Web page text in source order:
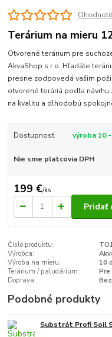
Terárium na mieru
Otvorené terárium pre
AkvaShop s.r.o. Hľadáte
presne zodpovedá vašim
otvorené teráriá podľa návrhu
na kvalitu a dlhodobú
Dostupnosť výroba 10
Nie sme platcovia DPH
199 €/ks
Pridať
Číslo produktu:
Výrobca:
Výroba na mieru:
10
Terárium / paludárium:
Doprava:
Podobné produkty
Substrát Profi Soil